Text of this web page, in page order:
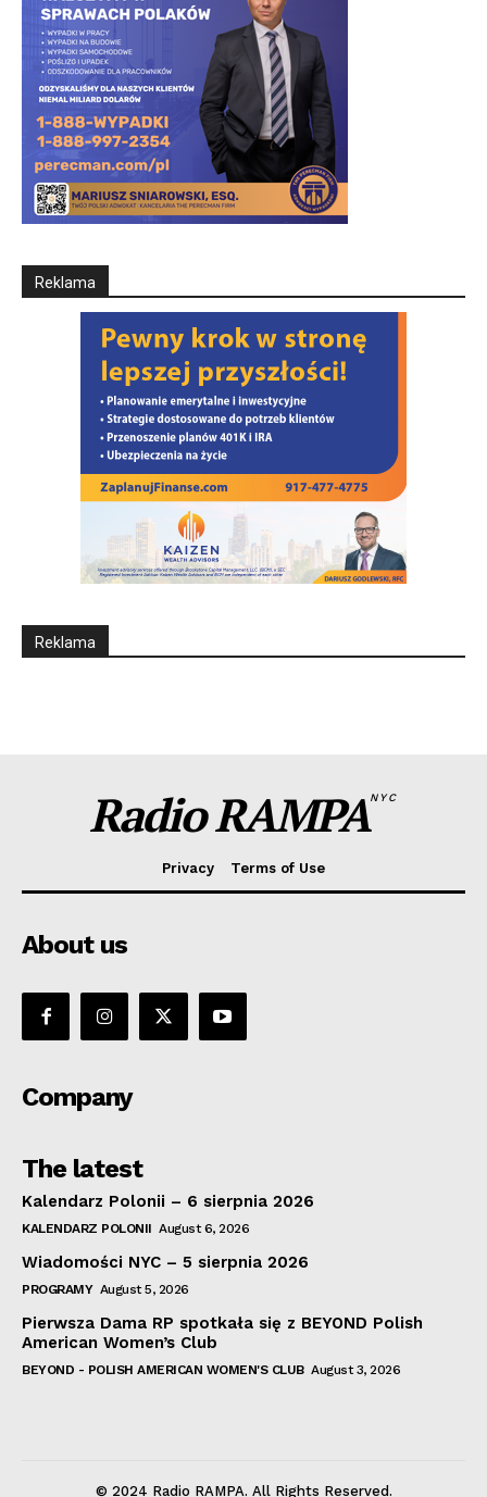
Reklama
Reklama
Radio RAMPANYC
Privacy Terms of Use
About us
Company
The latest
Kalendarz Polonii – 6 sierpnia 2026
KALENDARZ POLONII August 6, 2026
Wiadomości NYC – 5 sierpnia 2026
PROGRAMY August 5, 2026
Pierwsza Dama RP spotkała się z BEYOND Polish
American Women’s Club
BEYOND - POLISH AMERICAN WOMEN'S CLUB August 3, 2026
© 2024 Radio RAMPA. All Rights Reserved.